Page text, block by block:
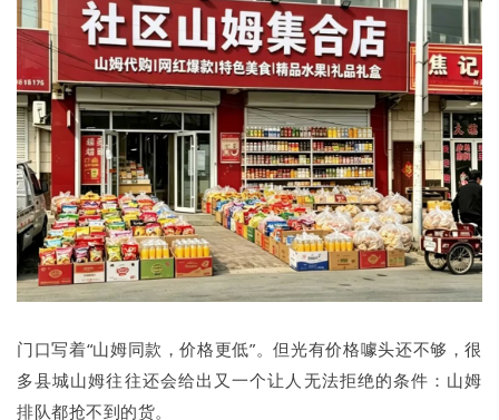
门口写着“山姆同款，价格更低”。但光有价格噱头还不够，很
多县城山姆往往还会给出又一个让人无法拒绝的条件：山姆
排队都抢不到的货。